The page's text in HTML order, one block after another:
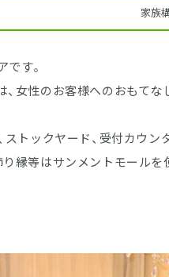
家族
す。
女性のお客様へのおもて
トックヤード、受付カウン
縁等はサンメントモールを